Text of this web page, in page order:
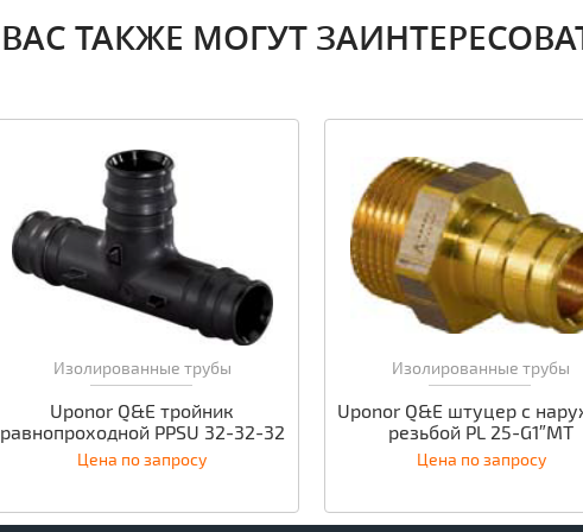
ВАС ТАКЖЕ МОГУТ
Изолированные трубы
Uponor Q&E тройник
равнопроходной PPSU 32-32-32
Цена по запросу
Изолированные трубы
Uponor Q&E штуцер с
резьбой PL 25-G1″MT
Цена по запросу